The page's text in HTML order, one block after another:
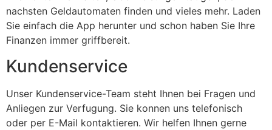
nachsten Geldautomaten finden und vieles mehr. Laden
Sie einfach die App herunter und schon haben Sie Ihre
Finanzen immer griffbereit.
Kundenservice
Unser Kundenservice-Team steht Ihnen bei Fragen und
Anliegen zur Verfugung. Sie konnen uns telefonisch
oder per E-Mail kontaktieren. Wir helfen Ihnen gerne